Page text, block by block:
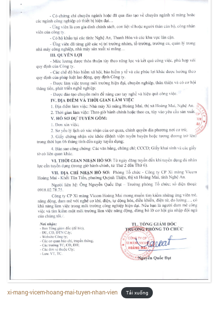
xi-mang-vicem-hoang-mai-tuyen-nhan-vien Tải xuống